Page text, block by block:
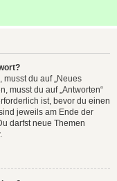
du auf „Neues
musst du auf „Antworten“
ist, bevor du einen
jeweils am Ende der
darfst neue Themen